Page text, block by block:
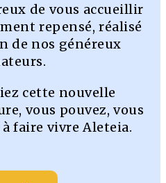
de vous accueillir
repensé, réalisé
de nos généreux
cette nouvelle
vous pouvez, vous
faire vivre Aleteia.